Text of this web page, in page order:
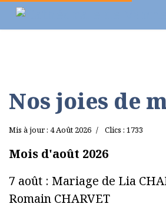
Nos joies de
Mis à jour : 4 Août 2026 Clics : 1733
Mois d'août 2026
7 août : Mariage de Lia
Romain CHARVET